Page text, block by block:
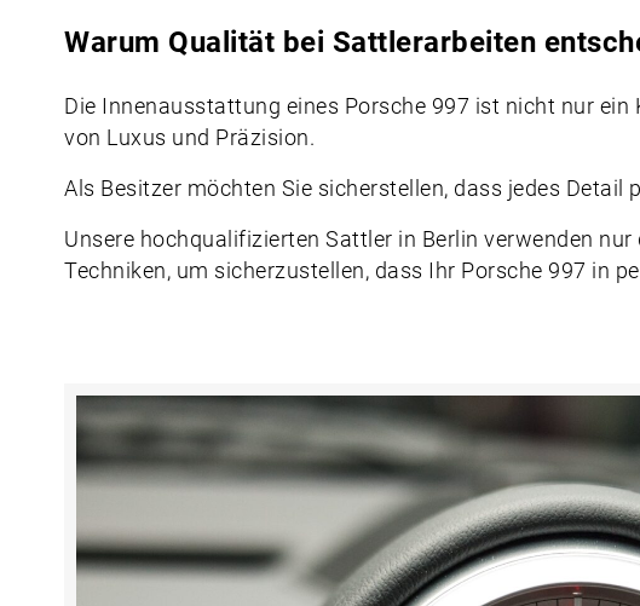
Warum Qualität bei Sattlerarbeiten
Die Innenausstattung eines Porsche 997 ist nicht nur
von Luxus und Präzision.
Als Besitzer möchten Sie sicherstellen, dass jedes Detail
Unsere hochqualifizierten Sattler in Berlin verwenden
Techniken, um sicherzustellen, dass Ihr Porsche 997 in